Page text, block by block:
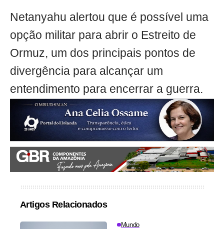
Netanyahu alertou que é possível uma
opção militar para abrir o Estreito de
Ormuz, um dos principais pontos de
divergência para alcançar um
entendimento para encerrar a guerra.
Artigos Relacionados
Mundo